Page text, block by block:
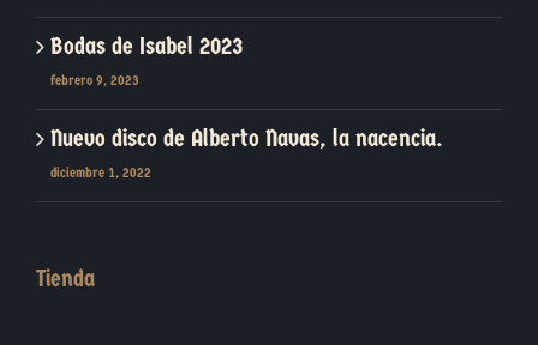
Bodas de Isabel 2023
febrero 9, 2023
Nuevo disco de Alberto Navas, la nacencia.
diciembre 1, 2022
Tienda